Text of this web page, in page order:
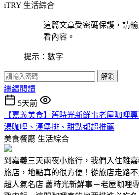
iTRY 生活綜合
這篇文章受密碼保護，請
看內容。
提示：數字
解鎖
繼續閱讀
5天前
【嘉義美食】舊時光新鮮事老屋咖哩
湯咖哩、漢堡排、甜點都超推薦
美食餐廳 生活綜合
到嘉義三天兩夜小旅行，我們入住離
旅店，地點真的很方便！從旅店走路
超人氣名店 舊時光新鮮事－老屋咖哩